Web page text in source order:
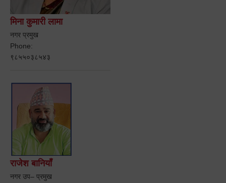
मिना कुमारी लामा
नगर प्रमुख
Phone:
९८५५०३८५४३
राजेश बानियाँ
नगर उप– प्रमुख